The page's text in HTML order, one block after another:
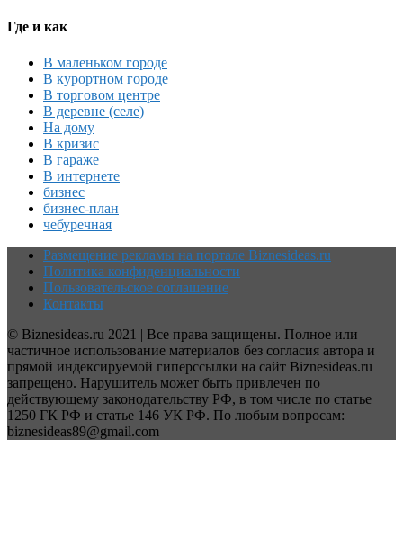
Где и как
В маленьком городе
В курортном городе
В торговом центре
В деревне (селе)
На дому
В кризис
В гараже
В интернете
бизнес
бизнес-план
чебуречная
Размещение рекламы на портале Biznesideas.ru
Политика конфиденциальности
Пользовательское соглашение
Контакты
© Biznesideas.ru 2021 | Все права защищены. Полное или
частичное использование материалов без согласия автора и
прямой индексируемой гиперссылки на сайт Biznesideas.ru
запрещено. Нарушитель может быть привлечен по
действующему законодательству РФ, в том числе по статье
1250 ГК РФ и статье 146 УК РФ. По любым вопросам:
biznesideas89@gmail.com